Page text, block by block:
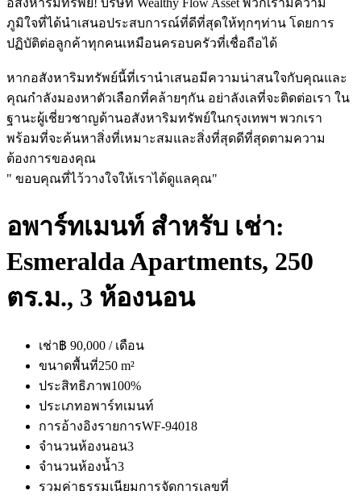
ภูมิใจที่ได้นำเสนอประสบการณ์ที่ดีที่สุดให้ทุกๆท่าน โดยการ
ปฏิบัติต่อลูกค้าทุกคนเหมือนครอบครัวที่เชื่อถือได้
หากอสังหาริมทรัพย์นี้ที่เรานำเสนอมีความน่าสนใจกับคุณและ
คุณกำลังมองหาตัวเลือกที่คล้ายๆกัน อย่าลังเลที่จะติดต่อเรา ใน
ฐานะผู้เชี่ยวชาญด้านอสังหาริมทรัพย์ในกรุงเทพฯ พวกเรา
พร้อมที่จะค้นหาสิ่งที่เหมาะสมและสิ่งที่สุดดีที่สุดตามความ
ต้องการของคุณ
" ขอบคุณที่ไว้วางใจให้เราได้ดูแลคุณ"
อพาร์ทเมนท์ สำหรับ เช่า:
Esmeralda Apartments, 250
ตร.ม., 3 ห้องนอน
เช่า฿ 90,000 / เดือน
ขนาดพื้นที่250 m²
ประสิทธิภาพ100%
ประเภทอพาร์ทเมนท์
การอ้างอิงรายการWF-94018
จำนวนห้องนอน3
จำนวนห้องน้ำ3
รวมค่าธรรมเนียมการจัดการเลขที่